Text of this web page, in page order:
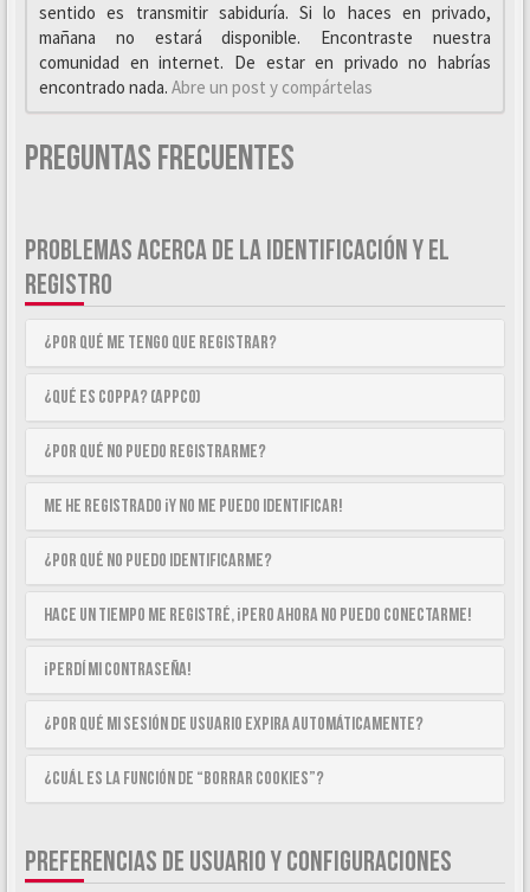
sentido es transmitir sabiduría. Si lo haces en privado,
mañana no estará disponible. Encontraste nuestra
comunidad en internet. De estar en privado no habrías
encontrado nada. Abre un post y compártelas
Preguntas Frecuentes
PROBLEMAS ACERCA DE LA IDENTIFICACIÓN Y EL
REGISTRO
¿Por qué me tengo que registrar?
¿Qué es COPPA? (APPCO)
¿Por qué no puedo registrarme?
Me he registrado ¡y no me puedo identificar!
¿Por qué no puedo identificarme?
Hace un tiempo me registré, ¡pero ahora no puedo conectarme!
¡Perdí mi contraseña!
¿Por qué mi sesión de usuario expira automáticamente?
¿Cuál es la función de “Borrar cookies”?
PREFERENCIAS DE USUARIO Y CONFIGURACIONES